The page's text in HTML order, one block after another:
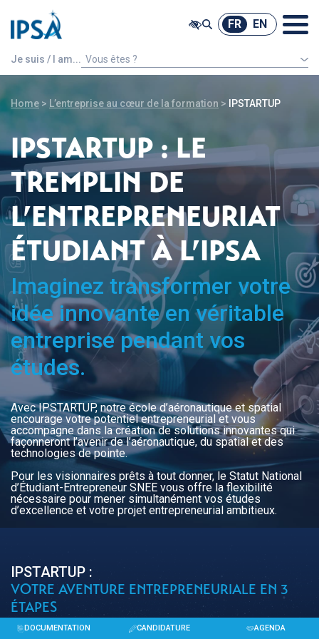
@ -0,0 +1,7 @@
FR EN
Je suis / I am... Vous êtes ?
DOCUMENTATION CANDIDATURE AGENDA
Home > L’entreprise au cœur de la formation > IPSTARTUP
IPSTARTUP : LE
TREMPLIN DE
L’ENTREPRENEURIAT
ÉTUDIANT À L’IPSA
Imaginez transformer votre
idée innovante en véritable
entreprise pendant vos
études.
Avec IPSTARTUP, notre école d’aéronautique et spatial
encourage votre potentiel entrepreneurial et vous
accompagne dans la création de solutions innovantes qui
façonneront l’avenir de l’aéronautique, du spatial et des
technologies de pointe.
Pour les visionnaires prêts à tout donner, le Statut National
d’Étudiant-Entrepreneur SNEE vous offre la flexibilité
nécessaire pour mener simultanément vos études
d’excellence et votre projet entrepreneurial ambitieux.
IPSTARTUP :
VOTRE AVENTURE ENTREPRENEURIALE EN 3
ÉTAPES